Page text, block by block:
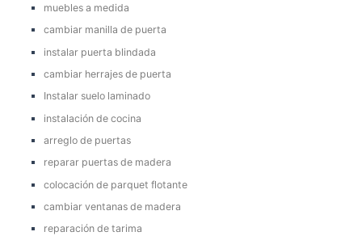
muebles a medida
cambiar manilla de puerta
instalar puerta blindada
cambiar herrajes de puerta
Instalar suelo laminado
instalación de cocina
arreglo de puertas
reparar puertas de madera
colocación de parquet flotante
cambiar ventanas de madera
reparación de tarima